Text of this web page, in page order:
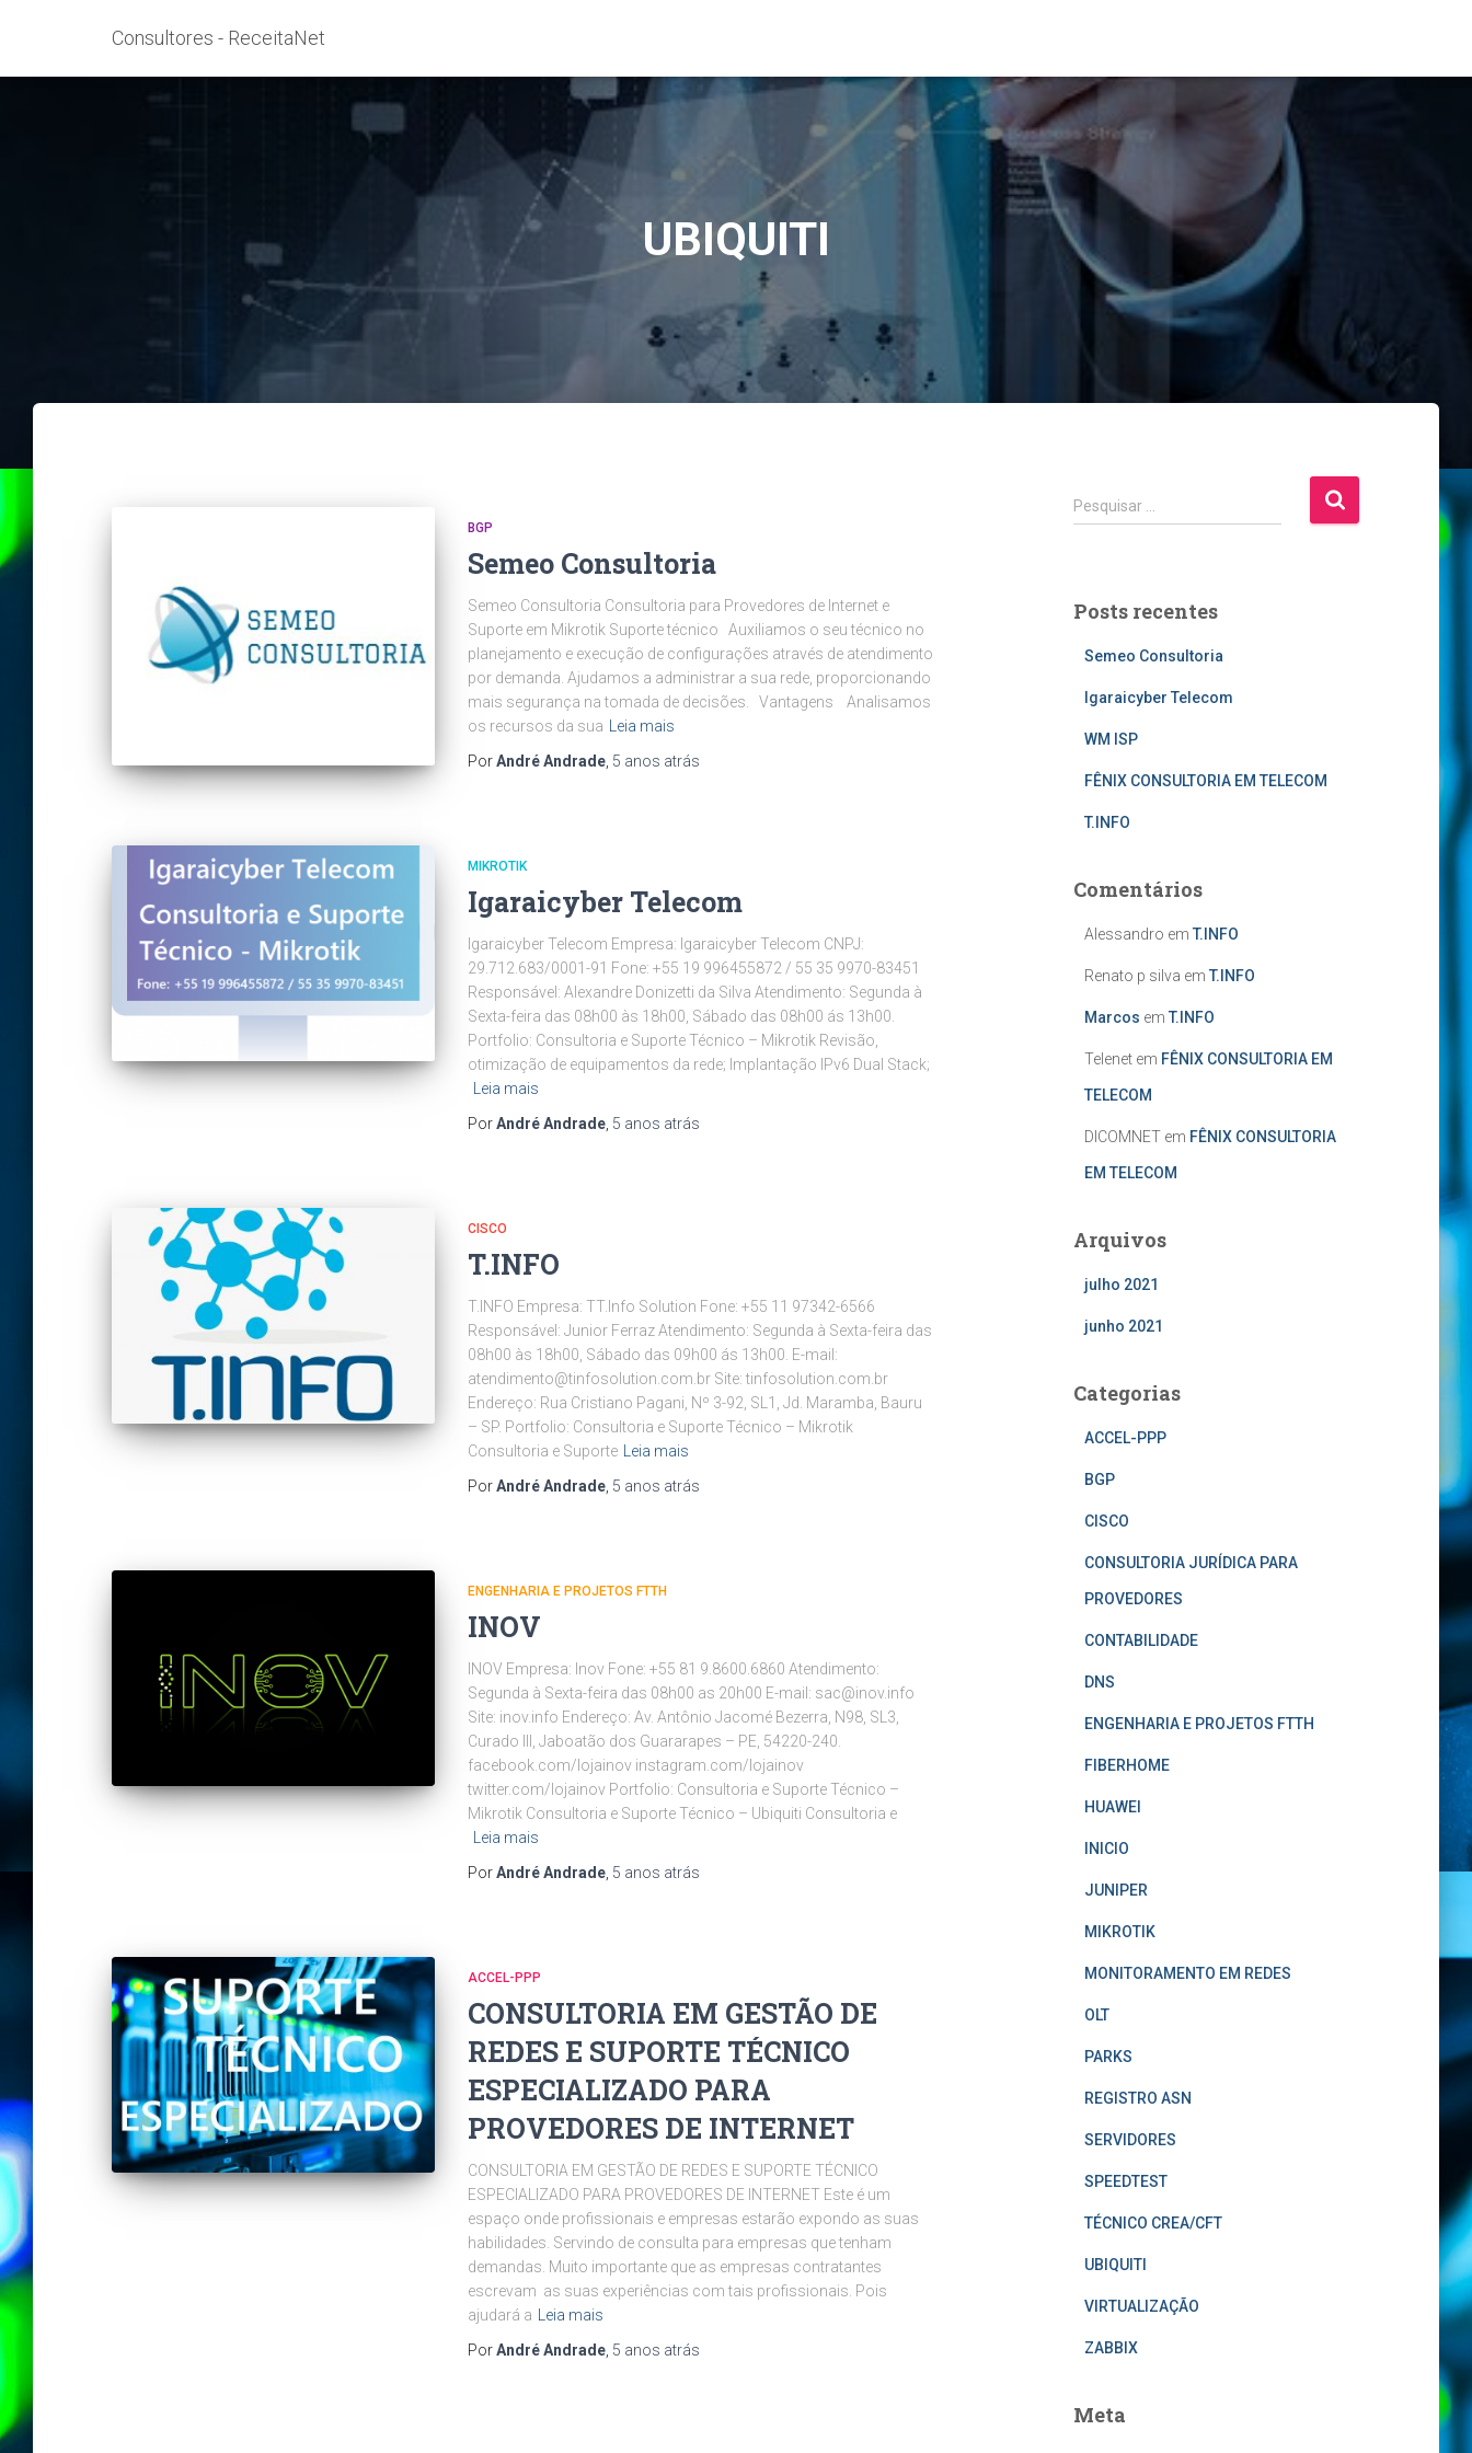
Consultores - ReceitaNet
UBIQUITI
BGP
Semeo Consultoria
Semeo Consultoria Consultoria para Provedores de Internet e
Suporte em Mikrotik Suporte técnico Auxiliamos o seu técnico no
planejamento e execução de configurações através de atendimento
por demanda. Ajudamos a administrar a sua rede, proporcionando
mais segurança na tomada de decisões. Vantagens Analisamos
os recursos da sua
Leia mais
PorAndré Andrade 5 anos atrás
MIKROTIK
Igaraicyber Telecom
Igaraicyber Telecom Empresa: Igaraicyber Telecom CNPJ:
29.712.683/0001-91 Fone: +55 19 996455872 / 55 35 9970-83451
Responsável: Alexandre Donizetti da Silva Atendimento: Segunda à
Sexta-feira das 08h00 às 18h00, Sábado das 08h00 ás 13h00.
Portfolio: Consultoria e Suporte Técnico – Mikrotik Revisão,
otimização de equipamentos da rede; Implantação IPv6 Dual Stack;
Leia mais
PorAndré Andrade 5 anos atrás
CISCO
T.INFO
T.INFO Empresa: TT.Info Solution Fone: +55 11 97342-6566
Responsável: Junior Ferraz Atendimento: Segunda à Sexta-feira das
08h00 às 18h00, Sábado das 09h00 ás 13h00. E-mail:
atendimento@tinfosolution.com.br Site: tinfosolution.com.br
Endereço: Rua Cristiano Pagani, Nº 3-92, SL1, Jd. Maramba, Bauru
– SP. Portfolio: Consultoria e Suporte Técnico – Mikrotik
Consultoria e Suporte
Leia mais
PorAndré Andrade 5 anos atrás
ENGENHARIA E PROJETOS FTTH
INOV
INOV Empresa: Inov Fone: +55 81 9.8600.6860 Atendimento:
Segunda à Sexta-feira das 08h00 as 20h00 E-mail: sac@inov.info
Site: inov.info Endereço: Av. Antônio Jacomé Bezerra, N98, SL3,
Curado III, Jaboatão dos Guararapes – PE, 54220-240.
facebook.com/lojainov instagram.com/lojainov
twitter.com/lojainov Portfolio: Consultoria e Suporte Técnico –
Mikrotik Consultoria e Suporte Técnico – Ubiquiti Consultoria e
Leia mais
PorAndré Andrade 5 anos atrás
ACCEL-PPP
CONSULTORIA EM GESTÃO DE
REDES E SUPORTE TÉCNICO
ESPECIALIZADO PARA
PROVEDORES DE INTERNET
CONSULTORIA EM GESTÃO DE REDES E SUPORTE TÉCNICO
ESPECIALIZADO PARA PROVEDORES DE INTERNET Este é um
espaço onde profissionais e empresas estarão expondo as suas
habilidades. Servindo de consulta para empresas que tenham
demandas. Muito importante que as empresas contratantes
escrevam as suas experiências com tais profissionais. Pois
ajudará a
Leia mais
PorAndré Andrade 5 anos atrás
P
e
i
Pesquisar …
Posts recentes
Semeo Consultoria
Igaraicyber Telecom
WM ISP
FÊNIX CONSULTORIA EM TELECOM
T.INFO
Comentários
Alessandro em T.INFO
Renato p silva em T.INFO
Marcos em T.INFO
Telenetem FÊNIX CONSULTORIA EM
TELECOM
DICOMNETem FÊNIX CONSULTORIA
EM TELECOM
Arquivos
julho 2021
junho 2021
Categorias
ACCEL-PPP
BGP
CISCO
CONSULTORIA JURÍDICA PARA
PROVEDORES
CONTABILIDADE
DNS
ENGENHARIA E PROJETOS FTTH
FIBERHOME
HUAWEI
INICIO
JUNIPER
MIKROTIK
MONITORAMENTO EM REDES
OLT
PARKS
REGISTRO ASN
SERVIDORES
SPEEDTEST
TÉCNICO CREA/CFT
UBIQUITI
VIRTUALIZAÇÃO
ZABBIX
Meta